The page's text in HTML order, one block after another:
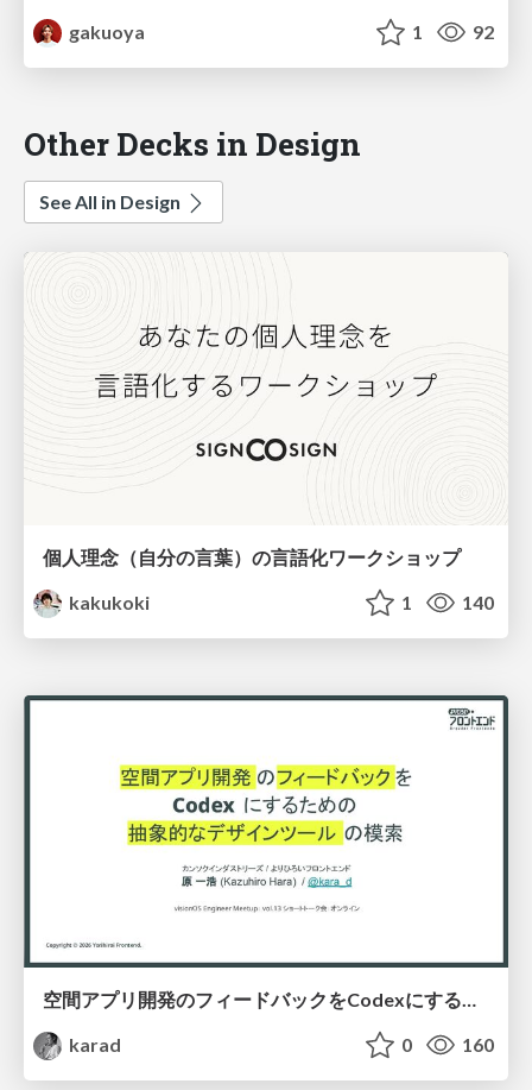
gakuoya
1 92
Other Decks in Design
See All in Design
個人理念（自分の言葉）の言語化ワークショップ
kakukoki
1 140
空間アプリ開発のフィードバックをCodexにするための抽象的なデザインツールの模索
karad
0 160